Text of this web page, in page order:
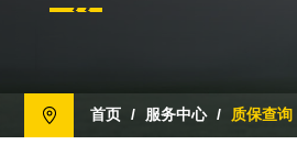
首页 / 服务中心 / 质保查询